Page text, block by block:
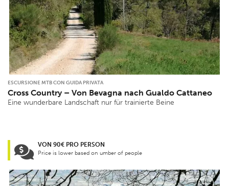
ESCURSIONE MTB CON GUIDA PRIVATA
Cross Country – Von Bevagna nach Gualdo Cattaneo
Eine wunderbare Landschaft nur für trainierte Beine
VON 90€ PRO PERSON
Price is lower based on umber of people